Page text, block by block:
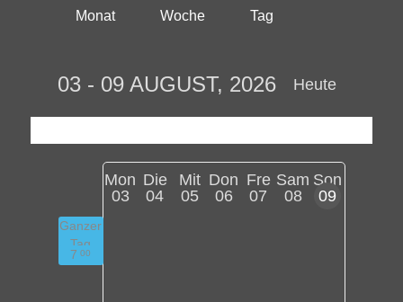
Monat Woche Tag
Heute
03 - 09 AUGUST, 2026
Mon
03
Die
04
Mit
05
Don
06
Fre
07
Sam
08
Son
09
Ganzer
Tag
7 00